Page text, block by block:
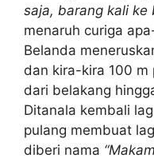
saja, barang kali ke
menaruh curiga
Belanda
dan kira-kira 100 m
dari belakang
Ditanala kembali
pulang membuat
diberi nama